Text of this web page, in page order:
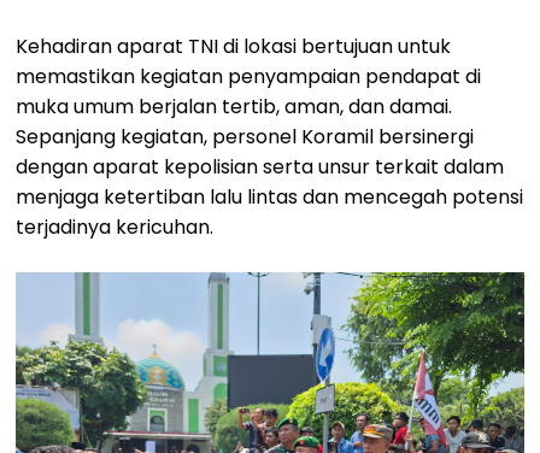
Kehadiran aparat TNI di lokasi bertujuan untuk
memastikan kegiatan penyampaian pendapat di
muka umum berjalan tertib, aman, dan damai.
Sepanjang kegiatan, personel Koramil bersinergi
dengan aparat kepolisian serta unsur terkait dalam
menjaga ketertiban lalu lintas dan mencegah potensi
terjadinya kericuhan.